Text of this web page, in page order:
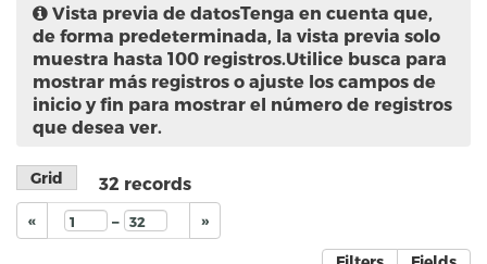
Vista previa de datosTenga en cuenta que,
de forma predeterminada, la vista previa solo
muestra hasta 100 registros.Utilice busca para
mostrar más registros o ajuste los campos de
inicio y fin para mostrar el número de registros
que desea ver.
Grid 32 records
« – »